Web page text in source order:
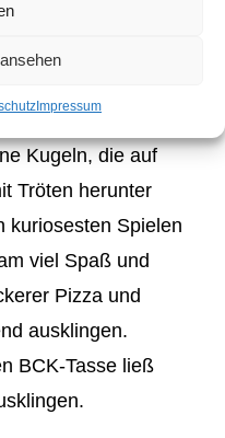
Impressum
zu
wurde
auf Rentiergeweihe
Kugeln, die auf
Tröten herunter
kuriosesten Spielen
viel Spaß und
Pizza und
ausklingen.
BCK-Tasse ließ